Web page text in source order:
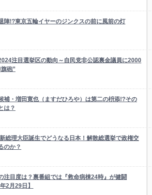
陣!?東京五輪イヤーのジンクスの前に風前の灯
注目選挙区の動向～自民党非公認裏金議員に2000
砲”
補・増田寛也（ますだひろや）は第二の枡添!?その
は？
総理大臣誕生でどうなる日本！解散総選挙で政権交
のか？
注目度は？裏番組では『救命病棟24時』が健闘
2月29日】